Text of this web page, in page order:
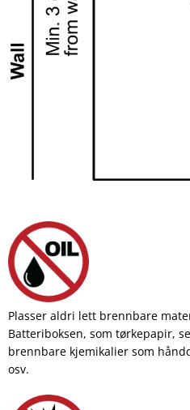
Plasser aldri lett brennbare
Batteriboksen, som tørkepapir,
brennbare kjemikalier som
osv.